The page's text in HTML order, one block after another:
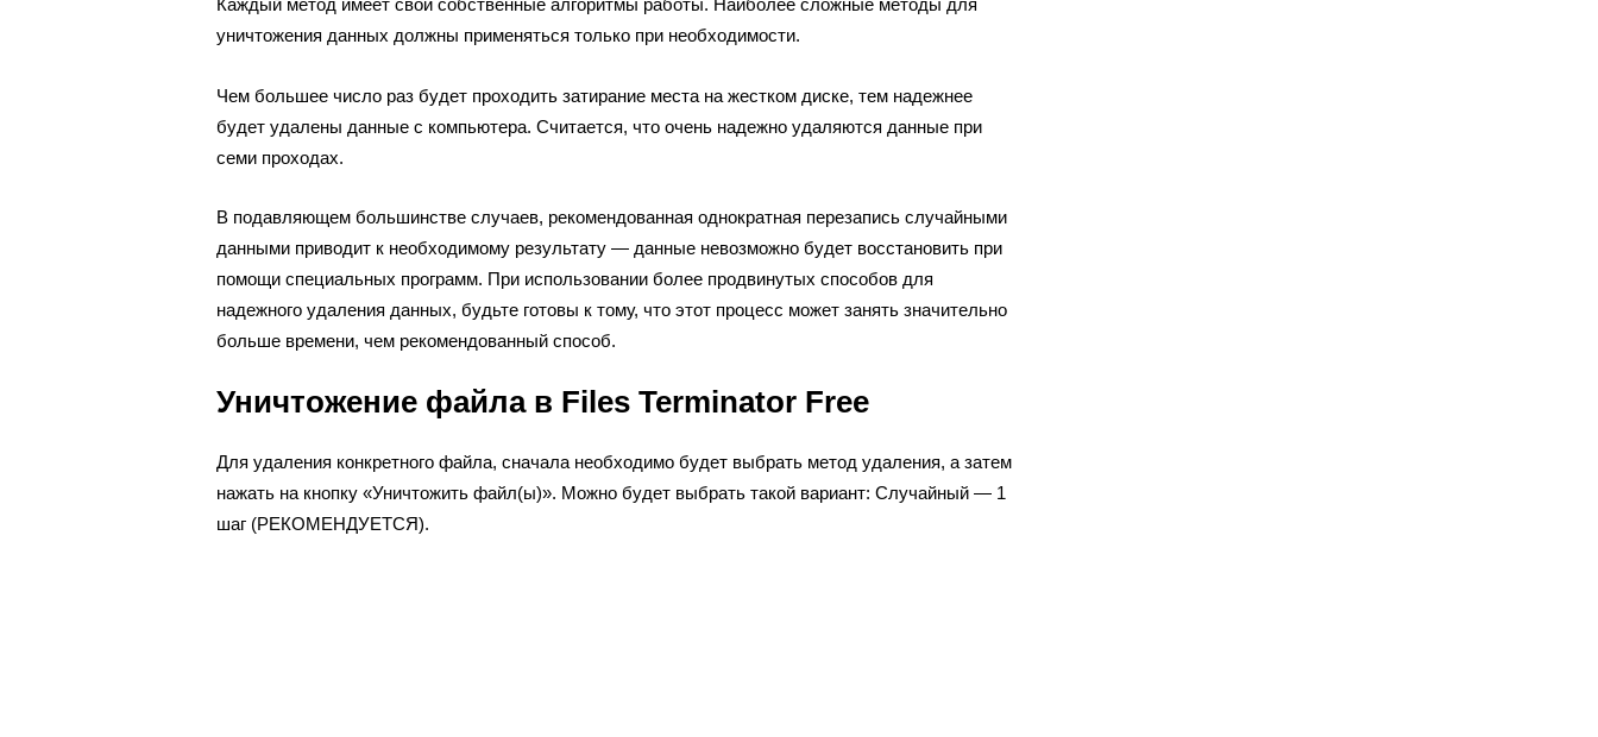
Каждый метод имеет свои собственные алгоритмы работы. Наиболее сложные методы для
уничтожения данных должны применяться только при необходимости.
Чем большее число раз будет проходить затирание места на жестком диске, тем надежнее
будет удалены данные с компьютера. Считается, что очень надежно удаляются данные при
семи проходах.
В подавляющем большинстве случаев, рекомендованная однократная перезапись случайными
данными приводит к необходимому результату — данные невозможно будет восстановить при
помощи специальных программ. При использовании более продвинутых способов для
надежного удаления данных, будьте готовы к тому, что этот процесс может занять значительно
больше времени, чем рекомендованный способ.
Уничтожение файла в Files Terminator Free
Для удаления конкретного файла, сначала необходимо будет выбрать метод удаления, а затем
нажать на кнопку «Уничтожить файл(ы)». Можно будет выбрать такой вариант: Случайный — 1
шаг (РЕКОМЕНДУЕТСЯ).